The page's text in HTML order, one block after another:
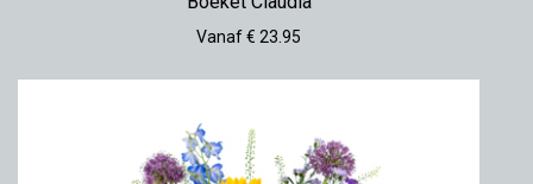
Vanaf € 23.95